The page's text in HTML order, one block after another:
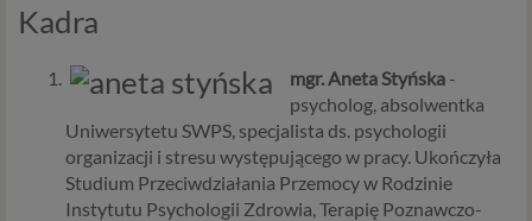
Kadra
mgr. Aneta Styńska -
psycholog, absolwentka
Uniwersytetu SWPS, specjalista ds. psychologii
organizacji i stresu występującego w pracy. Ukończyła
Studium Przeciwdziałania Przemocy w Rodzinie
Instytutu Psychologii Zdrowia, Terapię Poznawczo-